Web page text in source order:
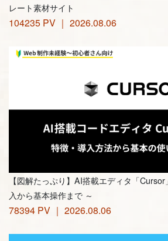
レート素材サイト
104235 PV ｜ 2026.08.06
【図解たっぷり】AI搭載エディタ「
入から基本操作まで ～
78394 PV ｜ 2026.08.06